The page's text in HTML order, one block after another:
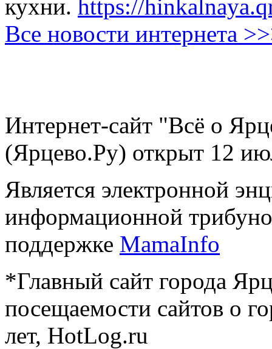
кухни. https://
Все новости интернета
Интернет-сайт "Всё о
(Ярцево.Ру) открыт 12
Является электронной
информационной
поддержке MamaInfo
*Главный сайт города
посещаемости сайтов о
лет, HotLog.ru